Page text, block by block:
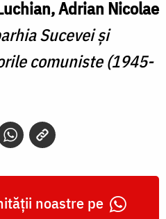
Adrian Nicolae
Sucevei şi
comuniste (1945-
noastre pe